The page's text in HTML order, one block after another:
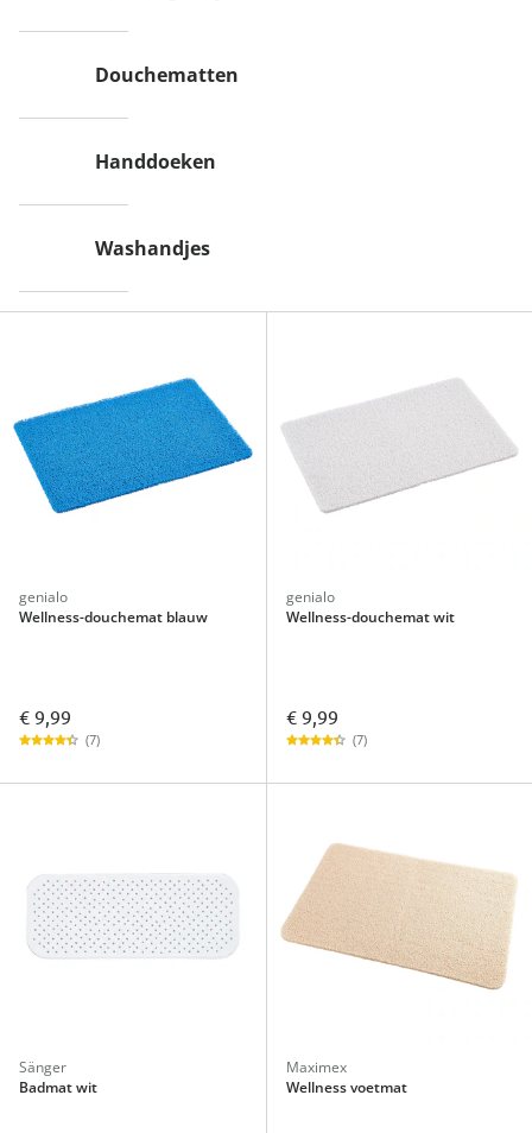
Douchematten
Handdoeken
Washandjes
genialo
Wellness-douchemat blauw
€ 9,99
(7)
genialo
Wellness-douchemat wit
€ 9,99
(7)
Sänger
Badmat wit
Maximex
Wellness voetmat